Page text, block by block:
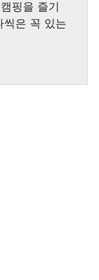
핑을 즐기
씩은 꼭 있는